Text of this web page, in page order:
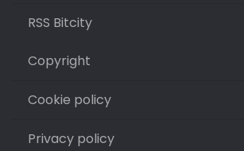
RSS Bitcity
Copyright
Cookie policy
Privacy policy